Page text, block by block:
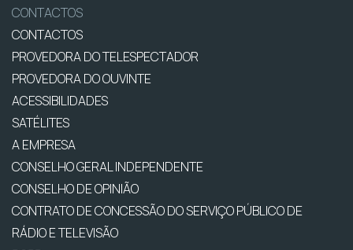
CONTACTOS
CONTACTOS
PROVEDORA DO TELESPECTADOR
PROVEDORA DO OUVINTE
ACESSIBILIDADES
SATÉLITES
A EMPRESA
CONSELHO GERAL INDEPENDENTE
CONSELHO DE OPINIÃO
CONTRATO DE CONCESSÃO DO SERVIÇO PÚBLICO DE
RÁDIO E TELEVISÃO